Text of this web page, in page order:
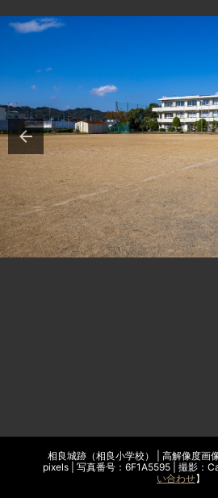
相良城跡（相良小学校） | 高解像度画
pixels | 写真番号：6F1A5595 | 撮影：
い合わせ】